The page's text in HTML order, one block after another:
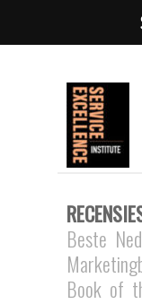
Beste
Book of